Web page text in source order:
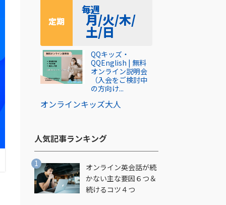
定期
毎週
月/火/木/
土/日
オンラインキッズ大人
QQキッズ・
QQEnglish | 無料
オンライン説明会
（入会をご検討中
の方向け...
人気記事ランキング​
オンライン英会話が続
かない主な要因６つ＆
続けるコツ４つ